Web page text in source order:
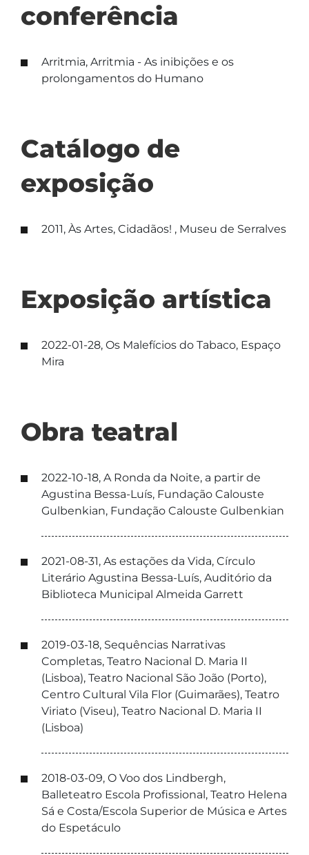
conferência
Arritmia, Arritmia - As inibições e os
prolongamentos do Humano
Catálogo de
exposição
2011, Às Artes, Cidadãos! , Museu de Serralves
Exposição artística
2022-01-28, Os Malefícios do Tabaco, Espaço
Mira
Obra teatral
2022-10-18, A Ronda da Noite, a partir de
Agustina Bessa-Luís, Fundação Calouste
Gulbenkian, Fundação Calouste Gulbenkian
2021-08-31, As estações da Vida, Círculo
Literário Agustina Bessa-Luís, Auditório da
Biblioteca Municipal Almeida Garrett
2019-03-18, Sequências Narrativas
Completas, Teatro Nacional D. Maria II
(Lisboa), Teatro Nacional São João (Porto),
Centro Cultural Vila Flor (Guimarães), Teatro
Viriato (Viseu), Teatro Nacional D. Maria II
(Lisboa)
2018-03-09, O Voo dos Lindbergh,
Balleteatro Escola Profissional, Teatro Helena
Sá e Costa/Escola Superior de Música e Artes
do Espetáculo